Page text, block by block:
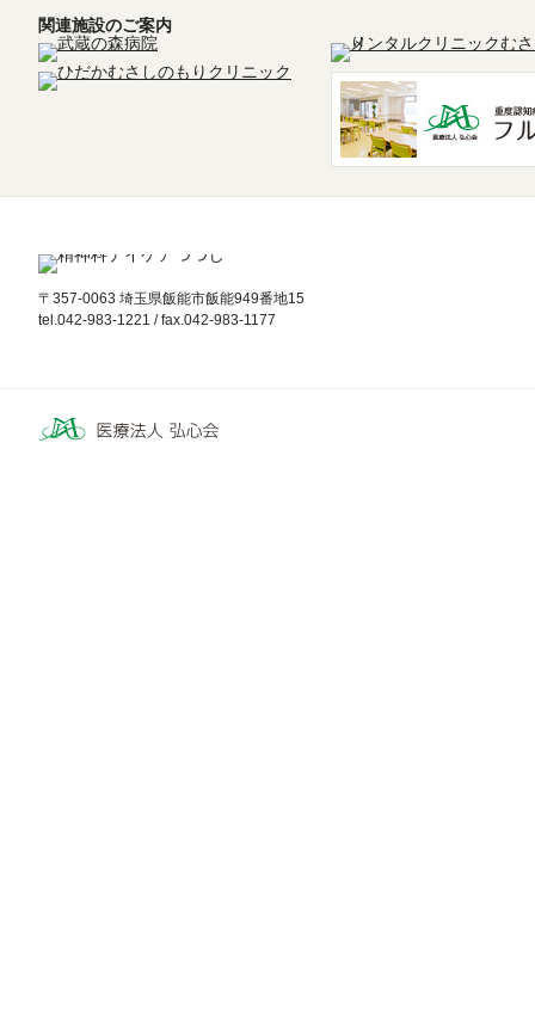
関連施設のご案内
〒357-0063 埼玉県飯能市飯能949番地15
tel.042-983-1221 / fax.042-983-1177